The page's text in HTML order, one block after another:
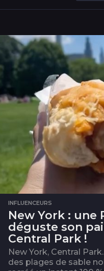
INFLUENCEURS
New York : une
déguste son
Central Park !
New York, Central
des plages de sable